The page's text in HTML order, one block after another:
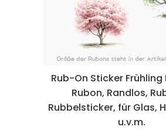
Rub-On Sticker Frühling
Rubon, Randlos,
Rubbelsticker, für Glas,
u.v.m.